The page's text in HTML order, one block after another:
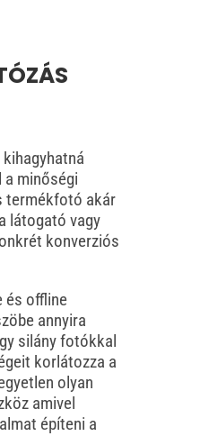
minőségi
termékfotó akár
látogató vagy
konverziós
és offline
annyira
silány fotókkal
korlátozza a
olyan
amivel
építeni a